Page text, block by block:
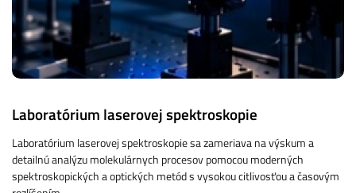
Laboratórium laserovej spektroskopie
Laboratórium laserovej spektroskopie sa zameriava na výskum a
detailnú analýzu molekulárnych procesov pomocou moderných
spektroskopických a optických metód s vysokou citlivosťou a časovým